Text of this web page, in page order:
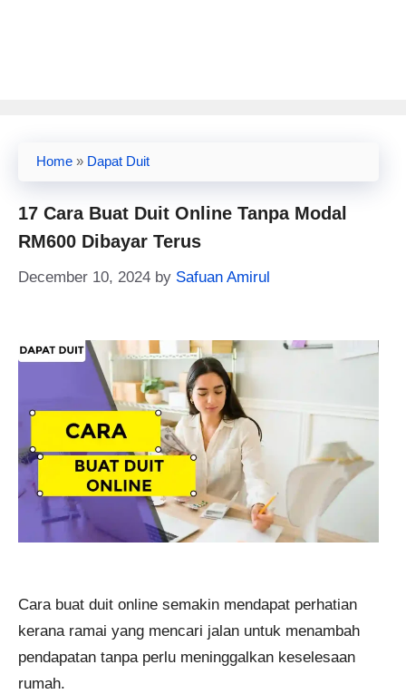
Home » Dapat Duit
17 Cara Buat Duit Online Tanpa Modal
RM600 Dibayar Terus
December 10, 2024 by Safuan Amirul
Cara buat duit online semakin mendapat perhatian
kerana ramai yang mencari jalan untuk menambah
pendapatan tanpa perlu meninggalkan keselesaan
rumah.